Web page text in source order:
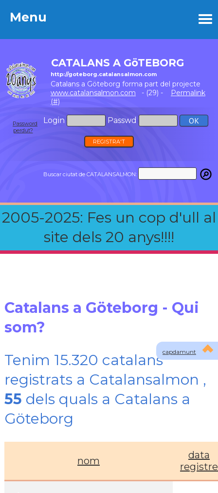
Menu
CATALANS A GöTEBORG
http://goteborg.catalansalmon.com
Catalans a Göteborg forma part del projecte
www.catalansalmon.com - (29) -
Permalink
(#)
Login Passwd
Password
perdut?
REGISTRA'T
Buscar ciutat de CATALANSALMON:
2005-2025: Fes un cop d'ull al
site dels 20 anys!!!!
Menu
capdamunt
Catalans a Göteborg - Qui
som?
Tenim 15.320 catalans
registrats a Catalansalmon ,
55 dels quals a Catalans a
Göteborg
nom
data
registre